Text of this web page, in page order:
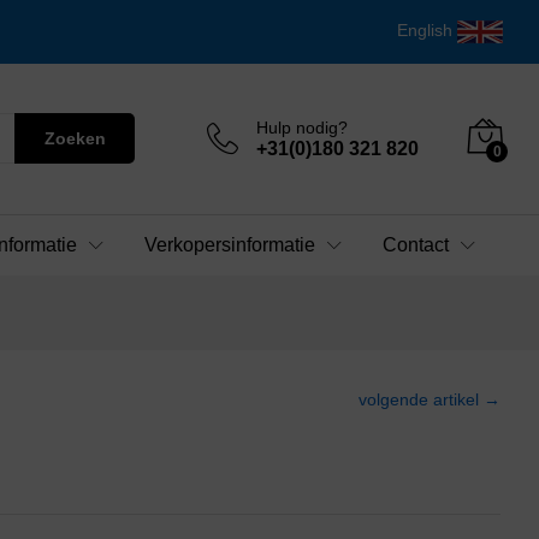
English
Zoeken
Hulp nodig?
+31(0)180 321 820 0
Verkopersinformatie Contact
volgende artikel →